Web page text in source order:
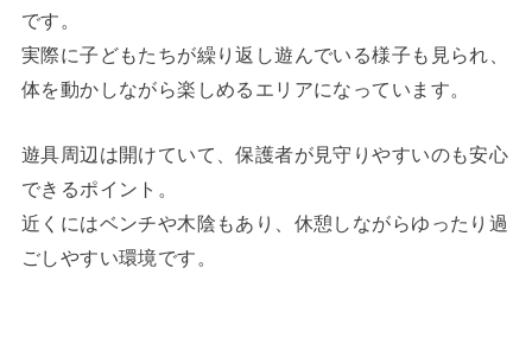
です。
実際に子どもたちが繰り返し遊んでいる様子も見られ、
体を動かしながら楽しめるエリアになっています。
遊具周辺は開けていて、保護者が見守りやすいのも安心
できるポイント。
近くにはベンチや木陰もあり、休憩しながらゆったり過
ごしやすい環境です。